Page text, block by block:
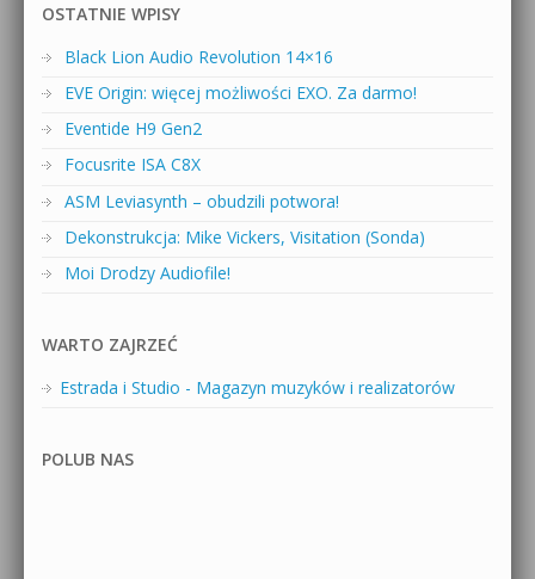
OSTATNIE WPISY
Black Lion Audio Revolution 14×16
EVE Origin: więcej możliwości EXO. Za darmo!
Eventide H9 Gen2
Focusrite ISA C8X
ASM Leviasynth – obudzili potwora!
Dekonstrukcja: Mike Vickers, Visitation (Sonda)
Moi Drodzy Audiofile!
WARTO ZAJRZEĆ
Estrada i Studio - Magazyn muzyków i realizatorów
POLUB NAS